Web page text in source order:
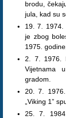
brodu,
jula, kad su
19. 7. 1974.
je zbog
1975.
2. 7. 1976.
Vijetnama
gradom.
20. 7.
„Viking 1”
25. 7.